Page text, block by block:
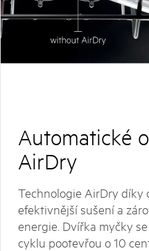
Automatické
AirDry
Technologie AirDry díky
efektivnější sušení a
energie. Dvířka myčky
cyklu pootevřou o 10